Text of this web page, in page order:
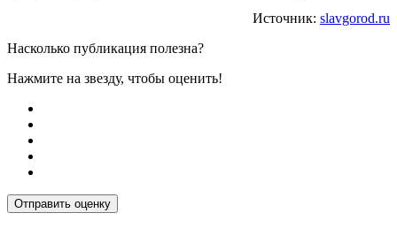
Источник: slavgorod.ru
Насколько публикация полезна?
Нажмите на звезду, чтобы оценить!
Отправить оценку